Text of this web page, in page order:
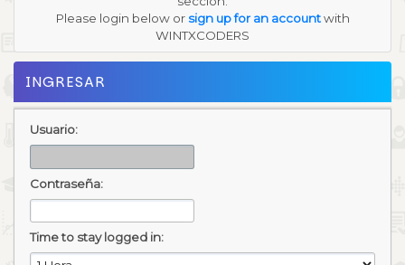
Please login below or sign up for an accountwith
WINTXCODERS
INGRESAR
Usuario:
Contraseña:
Time to stay logged in: